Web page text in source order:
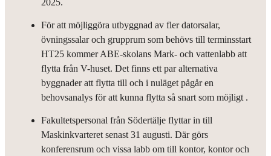
För att möjliggöra utbyggnad av fler datorsalar,
övningssalar och grupprum som behövs till terminsstart
HT25 kommer ABE-skolans Mark- och vattenlabb att
flytta från V-huset. Det finns ett par alternativa
byggnader att flytta till och i nuläget pågår en
behovsanalys för att kunna flytta så snart som möjligt .
Fakultetspersonal från Södertälje flyttar in till
Maskinkvarteret senast 31 augusti. Där görs
konferensrum och vissa labb om till kontor, kontor och